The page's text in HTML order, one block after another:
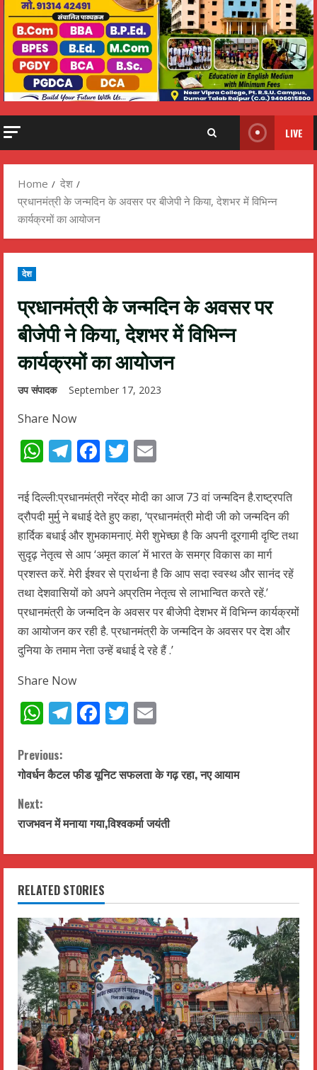
LIVE
Home
देश
प्रधानमंत्री के जन्मदिन के अवसर पर बीजेपी ने किया, देशभर में विभिन्न
कार्यक्रमों का आयोजन
देश
प्रधानमंत्री के जन्मदिन के अवसर पर
बीजेपी ने किया, देशभर में विभिन्न
कार्यक्रमों का आयोजन
उप संपादक September 17, 2023
Share Now
WhatsApp
Telegram
Facebook
Twitter
नई दिल्ली:प्रधानमंत्री नरेंद्र मोदी का आज 73 वां जन्मदिन है.राष्ट्रपति
द्रौपदी मुर्मु ने बधाई देते हुए कहा, ‘प्रधानमंत्री मोदी जी को जन्मदिन की
हार्दिक बधाई और शुभकामनाएं. मेरी शुभेच्छा है कि अपनी दूरगामी दृष्टि तथा
सुदृढ़ नेतृत्व से आप ‘अमृत काल’ में भारत के समग्र विकास का मार्ग
प्रशस्त करें. मेरी ईश्वर से प्रार्थना है कि आप सदा स्वस्थ और सानंद रहें
तथा देशवासियों को अपने अप्रतिम नेतृत्व से लाभान्वित करते रहें.’
प्रधानमंत्री के जन्मदिन के अवसर पर बीजेपी देशभर में विभिन्न कार्यक्रमों
का आयोजन कर रही है. प्रधानमंत्री के जन्मदिन के अवसर पर देश और
दुनिया के तमाम नेता उन्हें बधाई दे रहे हैं .’
Share Now
WhatsApp
Telegram
Facebook
Twitter
C
o
n
t
i
n
u
e
R
e
a
Previous:
गोवर्धन कैटल फीड यूनिट सफलता के गढ़ रहा, नए आयाम
Next:
राजभवन में मनाया गया,विश्वकर्मा जयंती
RELATED STORIES